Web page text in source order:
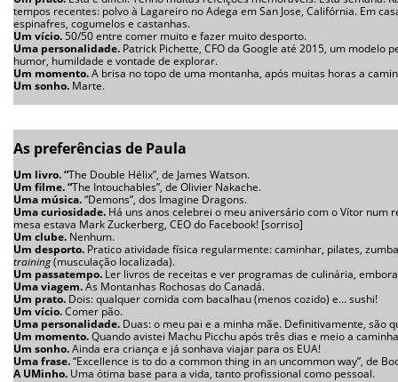
tempos recentes: polvo à Lagareiro no Adega em San Jose, Califórnia. Em
espinafres, cogumelos e castanhas.
Um vício.50/50 entre comer muito e fazer muito desporto.
Uma personalidade. Patrick Pichette, CFO da Google até 2015, um modelo
humor, humildade e vontade de explorar.
Um momento.A brisa no topo de uma montanha, após muitas horas a
Um sonho. Marte.
As preferências de Paula
Um livro.“The Double Hélix”, de James Watson.
Um filme.“The Intouchables”, de Olivier Nakache.
Uma música.“Demons”, dos Imagine Dragons.
Uma curiosidade. Há uns anos celebrei o meu aniversário com o Vítor num
mesa estava Mark Zuckerberg, CEO do Facebook! [sorriso]
Um clube. Nenhum.
Um desporto. Pratico atividade física regularmente: caminhar, pilates,
training(musculação localizada).
Um passatempo. Ler livros de receitas e ver programas de culinária,
Uma viagem.As Montanhas Rochosas do Canadá.
Um prato. Dois: qualquer comida com bacalhau (menos cozido) e… sushi!
Um vício.Comer pão.
Uma personalidade. Duas: o meu pai e a minha mãe. Definitivamente, são
Um momento.Quando avistei Machu Picchu após três dias e meio a
Um sonho.Ainda era criança e já sonhava viajar para os EUA!
Uma frase.“Excellence is to do a common thing in an uncommon way”, de
A UMinho. Uma ótima base para a vida, tanto profissional como pessoal.